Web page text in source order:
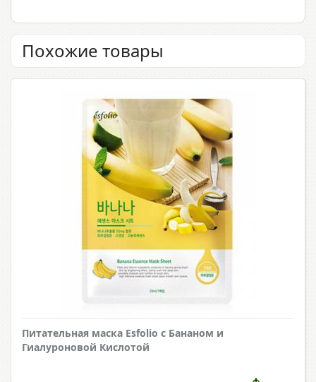
Похожие товары
Питательная маска Esfolio с Бананом и
Гиалуроновой Кислотой